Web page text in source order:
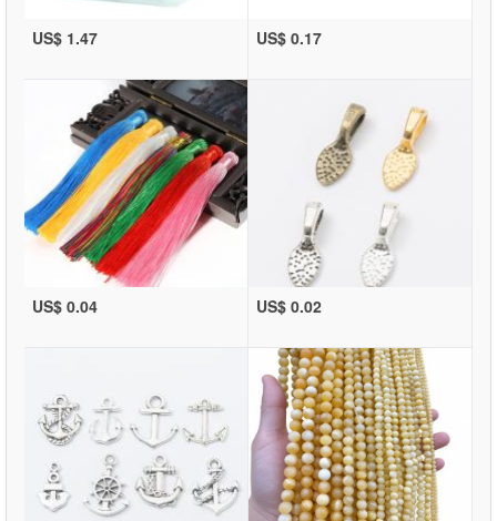
US$ 1.47 US$ 0.17
US$ 0.04 US$ 0.02